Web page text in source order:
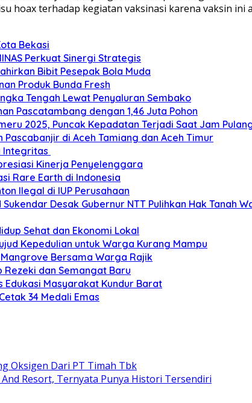
hoax terhadap kegiatan vaksinasi karena vaksin ini
Bekasi
Perkuat Sinergi Strategis
Bibit Pesepak Bola Muda
Produk Bunda Fresh
Tengah Lewat Penyaluran Sembako
Pascatambang dengan 1,46 Juta Pohon
2025, Puncak Kepadatan Terjadi Saat Jam
di Aceh Tamiang dan Aceh Timur
Integritas
Kinerja Penyelenggara
Rare Earth di Indonesia
Ilegal di IUP Perusahaan
Desak Gubernur NTT Pulihkan Hak Tanah
Sehat dan Ekonomi Lokal
Kepedulian untuk Warga Kurang Mampu
Bersama Warga Rajik
Rezeki dan Semangat Baru
Edukasi Masyarakat Kundur Barat
34 Medali Emas
Oksigen Dari PT Timah Tbk
Resort, Ternyata Punya Histori Tersendiri